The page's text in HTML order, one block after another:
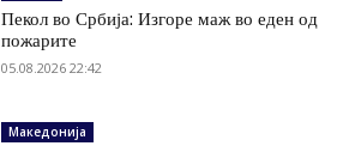
Пекол во Србија: Изгоре маж во еден од
пожарите
05.08.2026 22:42
Македонија